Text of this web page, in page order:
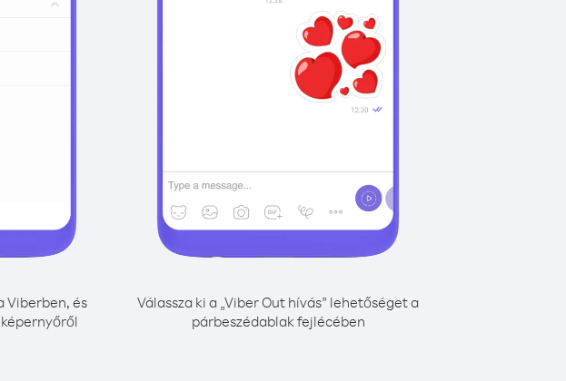
Viberben, és
Válassza ki a „Viber Out hívás” lehetőséget a
párbeszédablak fejlécében